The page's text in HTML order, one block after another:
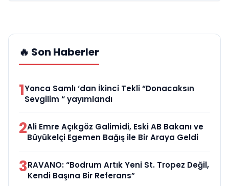
🔥 Son Haberler
1Yonca Samlı ‘dan İkinci Tekli “Donacaksın
Sevgilim “ yayımlandı
2Ali Emre Açıkgöz Galimidi, Eski AB Bakanı ve
Büyükelçi Egemen Bağış ile Bir Araya Geldi
3RAVANO: “Bodrum Artık Yeni St. Tropez Değil,
Kendi Başına Bir Referans”